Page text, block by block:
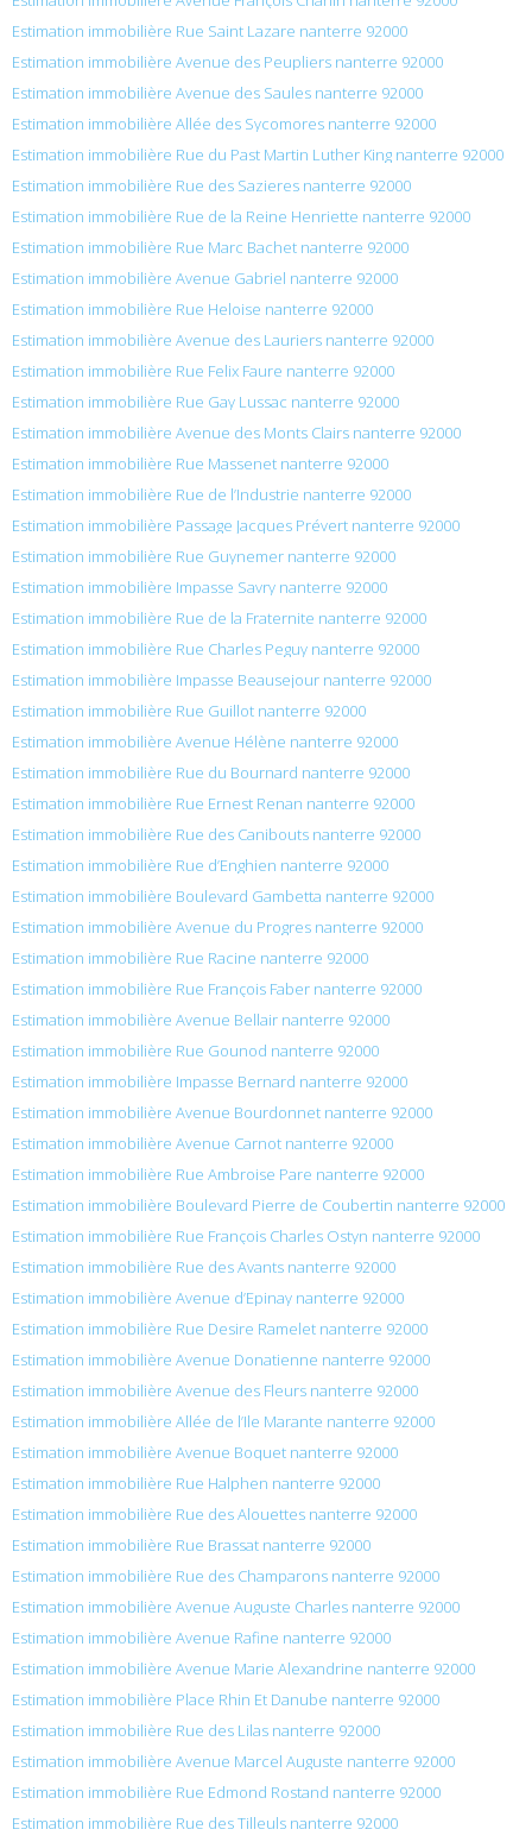
Estimation immobilière Rue Saint Lazare nanterre 92000
Estimation immobilière Avenue des Peupliers nanterre 92000
Estimation immobilière Avenue des Saules nanterre 92000
Estimation immobilière Allée des Sycomores nanterre 92000
Estimation immobilière Rue du Past Martin Luther King nanterre 92000
Estimation immobilière Rue des Sazieres nanterre 92000
Estimation immobilière Rue de la Reine Henriette nanterre 92000
Estimation immobilière Rue Marc Bachet nanterre 92000
Estimation immobilière Avenue Gabriel nanterre 92000
Estimation immobilière Rue Heloise nanterre 92000
Estimation immobilière Avenue des Lauriers nanterre 92000
Estimation immobilière Rue Felix Faure nanterre 92000
Estimation immobilière Rue Gay Lussac nanterre 92000
Estimation immobilière Avenue des Monts Clairs nanterre 92000
Estimation immobilière Rue Massenet nanterre 92000
Estimation immobilière Rue de l’Industrie nanterre 92000
Estimation immobilière Passage Jacques Prévert nanterre 92000
Estimation immobilière Rue Guynemer nanterre 92000
Estimation immobilière Impasse Savry nanterre 92000
Estimation immobilière Rue de la Fraternite nanterre 92000
Estimation immobilière Rue Charles Peguy nanterre 92000
Estimation immobilière Impasse Beausejour nanterre 92000
Estimation immobilière Rue Guillot nanterre 92000
Estimation immobilière Avenue Hélène nanterre 92000
Estimation immobilière Rue du Bournard nanterre 92000
Estimation immobilière Rue Ernest Renan nanterre 92000
Estimation immobilière Rue des Canibouts nanterre 92000
Estimation immobilière Rue d’Enghien nanterre 92000
Estimation immobilière Boulevard Gambetta nanterre 92000
Estimation immobilière Avenue du Progres nanterre 92000
Estimation immobilière Rue Racine nanterre 92000
Estimation immobilière Rue François Faber nanterre 92000
Estimation immobilière Avenue Bellair nanterre 92000
Estimation immobilière Rue Gounod nanterre 92000
Estimation immobilière Impasse Bernard nanterre 92000
Estimation immobilière Avenue Bourdonnet nanterre 92000
Estimation immobilière Avenue Carnot nanterre 92000
Estimation immobilière Rue Ambroise Pare nanterre 92000
Estimation immobilière Boulevard Pierre de Coubertin nanterre 92000
Estimation immobilière Rue François Charles Ostyn nanterre 92000
Estimation immobilière Rue des Avants nanterre 92000
Estimation immobilière Avenue d’Epinay nanterre 92000
Estimation immobilière Rue Desire Ramelet nanterre 92000
Estimation immobilière Avenue Donatienne nanterre 92000
Estimation immobilière Avenue des Fleurs nanterre 92000
Estimation immobilière Allée de l’Ile Marante nanterre 92000
Estimation immobilière Avenue Boquet nanterre 92000
Estimation immobilière Rue Halphen nanterre 92000
Estimation immobilière Rue des Alouettes nanterre 92000
Estimation immobilière Rue Brassat nanterre 92000
Estimation immobilière Rue des Champarons nanterre 92000
Estimation immobilière Avenue Auguste Charles nanterre 92000
Estimation immobilière Avenue Rafine nanterre 92000
Estimation immobilière Avenue Marie Alexandrine nanterre 92000
Estimation immobilière Place Rhin Et Danube nanterre 92000
Estimation immobilière Rue des Lilas nanterre 92000
Estimation immobilière Avenue Marcel Auguste nanterre 92000
Estimation immobilière Rue Edmond Rostand nanterre 92000
Estimation immobilière Rue des Tilleuls nanterre 92000